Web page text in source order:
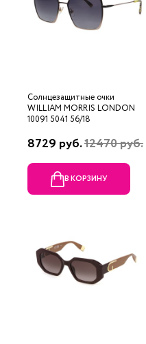
Солнцезащитные очки
WILLIAM MORRIS LONDON
10091 5041 56/18
8729 руб.12470 руб.
В КОРЗИНУ